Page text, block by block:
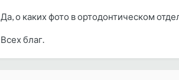
Да, о каких фото в ортодонтическом
Всех благ.